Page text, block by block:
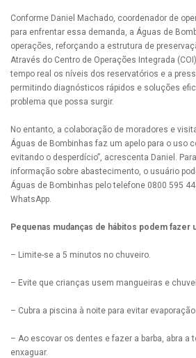
Conforme Daniel Machado, coordenador de
para enfrentar essa demanda, a Águas de
operações, reforçando a estrutura de
Através do Centro de Operações Integrada
tempo real os níveis dos reservatórios e a
permitindo diagnósticos rápidos e soluções
problema que possa surgir.
No entanto, a colaboração de moradores e
Águas de Bombinhas faz um apelo para o uso
evitando o desperdício”, acrescenta Daniel.
informação sobre abastecimento, o usuário
Águas de Bombinhas pelo telefone 0800 595
WhatsApp.
Pequenas mudanças de hábitos podem fazer
– Limite-se a 5 minutos no chuveiro.
– Evite que crianças usem mangueiras e
– Cubra a piscina à noite para evitar evaporação.
– Ao escovar os dentes e fazer a barba, abra a
enxaguar.